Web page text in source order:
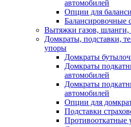
автомобилей
Опции для
Балансировочные
Вытяжки газов, шланги,
Домкраты, подставки,
упоры
Домкраты
Домкраты
автомобилей
Домкраты
автомобилей
Опции для
Подставки
Противооткатные